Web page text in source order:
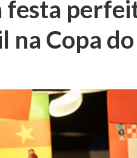
festa
na Copa